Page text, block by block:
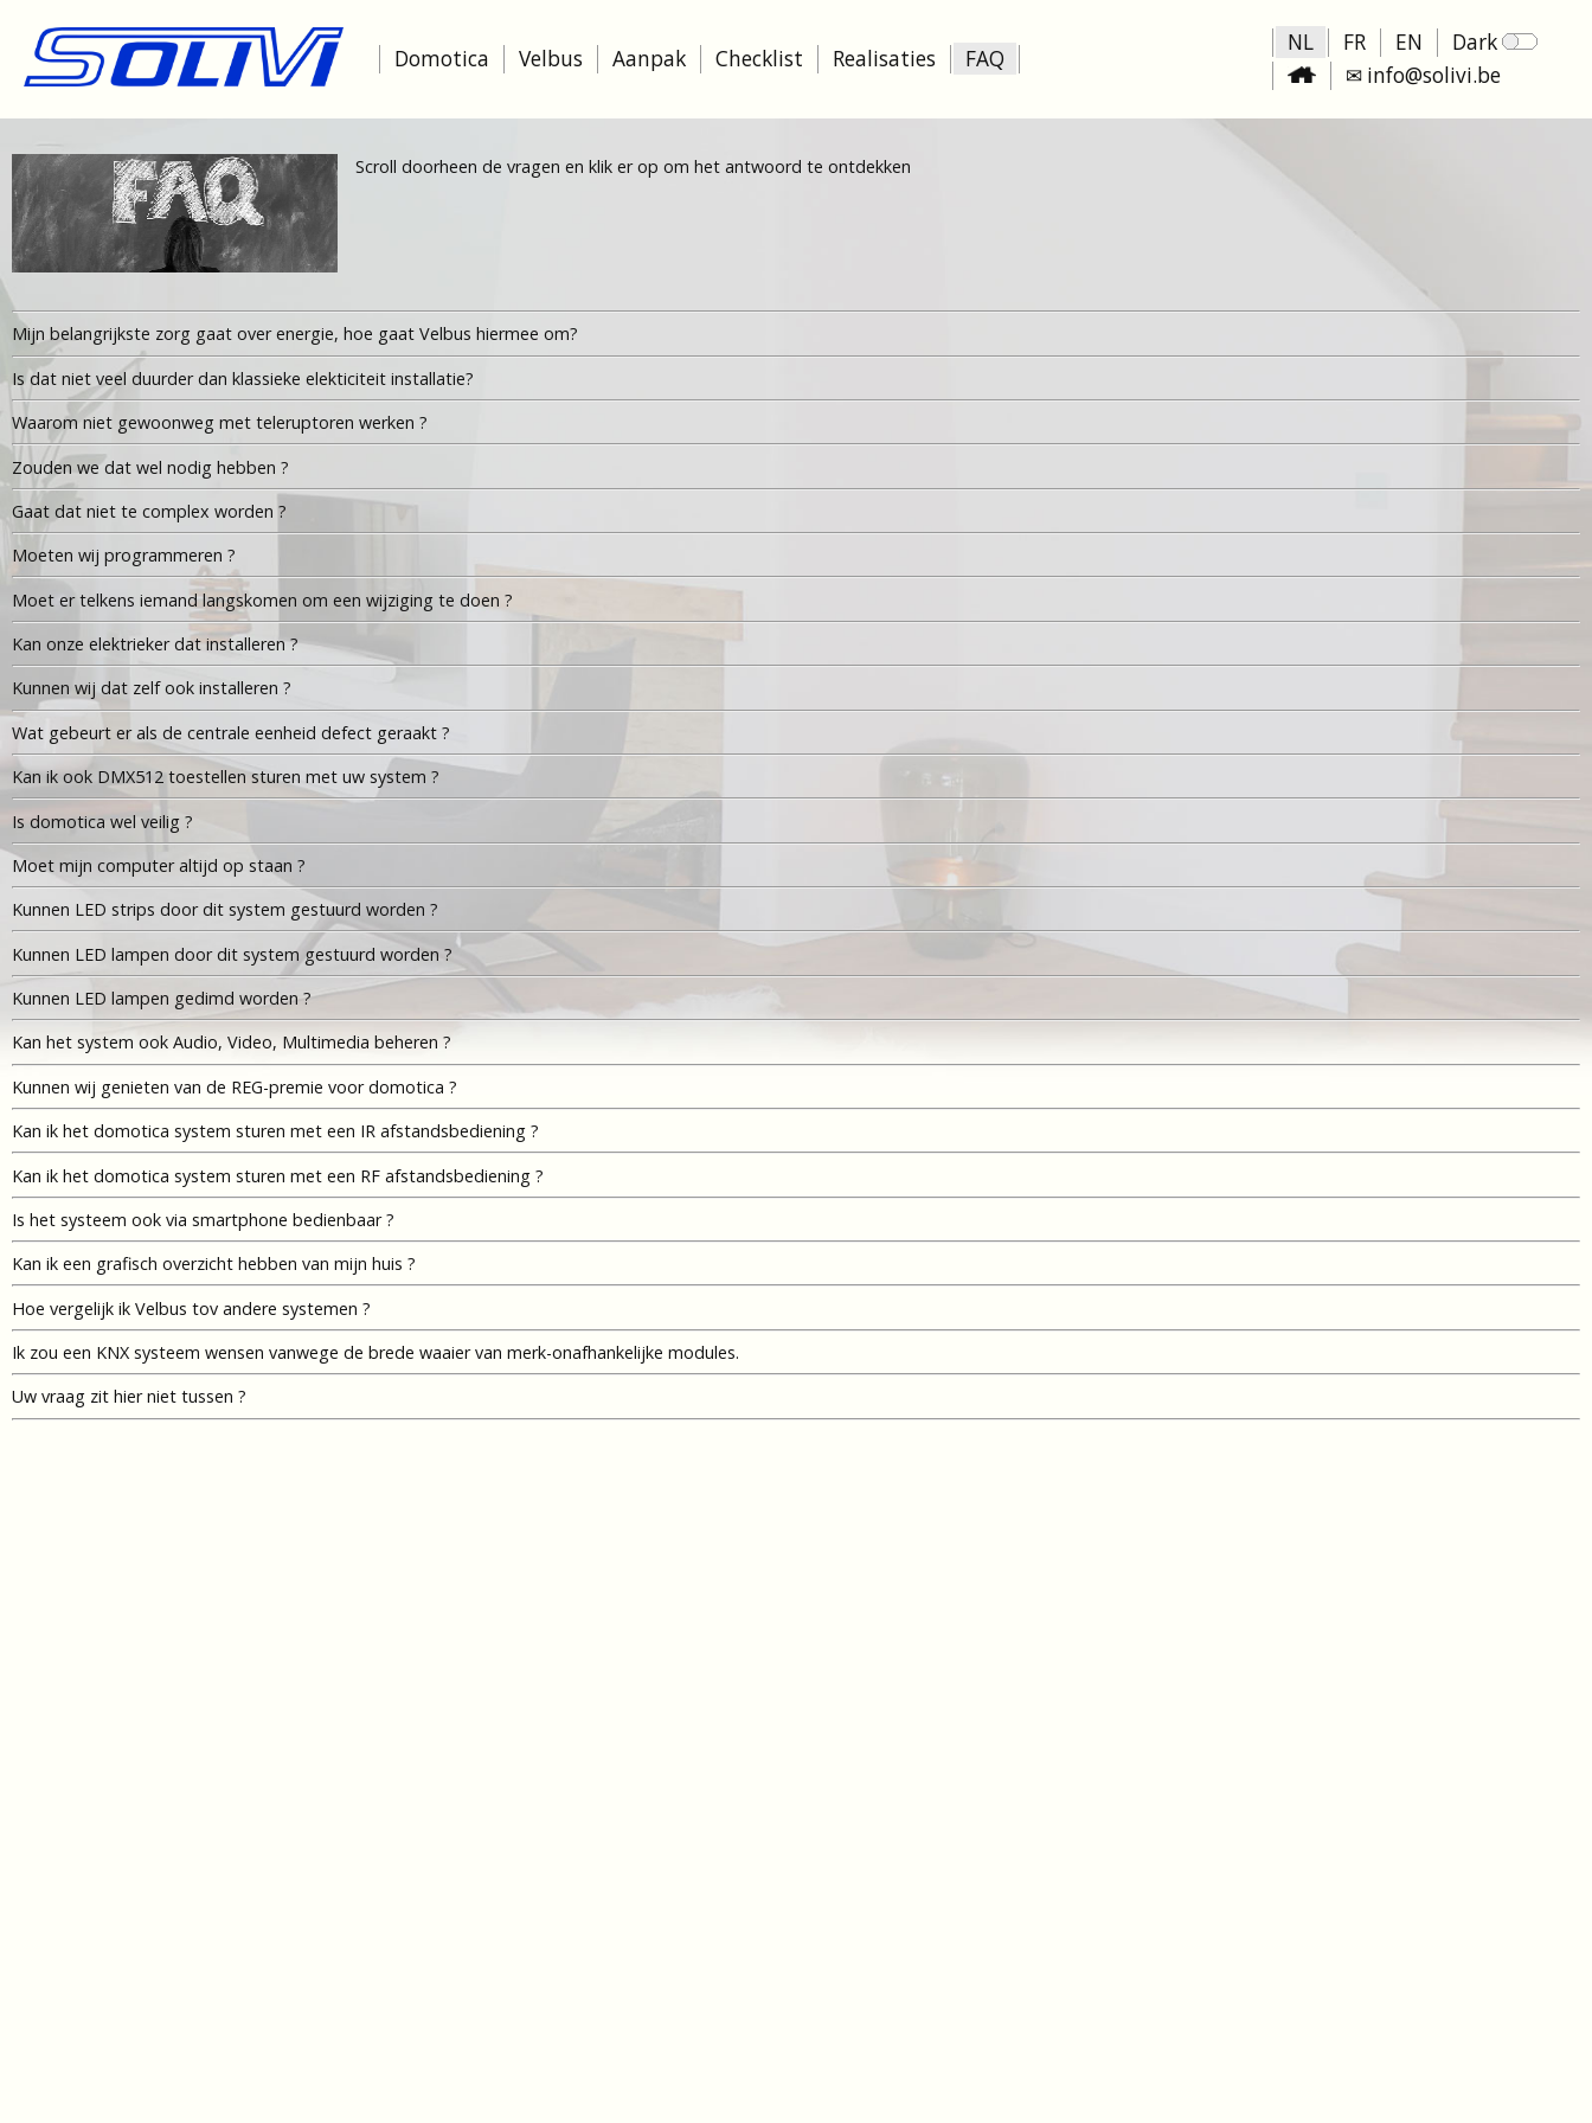
Domotica Velbus Aanpak Checklist Realisaties FAQ
NL FR EN
Dark
✉ info@solivi.be
Scroll doorheen de vragen en klik er op om het antwoord te ontdekken
Mijn belangrijkste zorg gaat over energie, hoe gaat Velbus hiermee om?
Is dat niet veel duurder dan klassieke elekticiteit installatie?
Waarom niet gewoonweg met teleruptoren werken ?
Zouden we dat wel nodig hebben ?
Gaat dat niet te complex worden ?
Moeten wij programmeren ?
Moet er telkens iemand langskomen om een wijziging te doen ?
Kan onze elektrieker dat installeren ?
Kunnen wij dat zelf ook installeren ?
Wat gebeurt er als de centrale eenheid defect geraakt ?
Kan ik ook DMX512 toestellen sturen met uw system ?
Is domotica wel veilig ?
Moet mijn computer altijd op staan ?
Kunnen LED strips door dit system gestuurd worden ?
Kunnen LED lampen door dit system gestuurd worden ?
Kunnen LED lampen gedimd worden ?
Kan het system ook Audio, Video, Multimedia beheren ?
Kunnen wij genieten van de REG-premie voor domotica ?
Kan ik het domotica system sturen met een IR afstandsbediening ?
Kan ik het domotica system sturen met een RF afstandsbediening ?
Is het systeem ook via smartphone bedienbaar ?
Kan ik een grafisch overzicht hebben van mijn huis ?
Hoe vergelijk ik Velbus tov andere systemen ?
Ik zou een KNX systeem wensen vanwege de brede waaier van merk-onafhankelijke modules.
Uw vraag zit hier niet tussen ?